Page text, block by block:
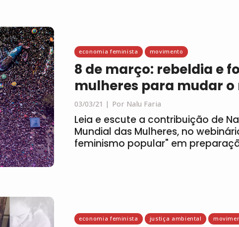
economia feminista movimento
8 de março: rebeldia e
mulheres para mudar o
03/03/21 Por Nalu Faria
Leia e escute a contribuição de
Mundial das Mulheres, no
feminismo popular" em
economia feminista justiça ambiental